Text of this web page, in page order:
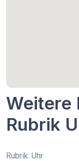
Weitere
Rubrik
Rubrik: Uhr